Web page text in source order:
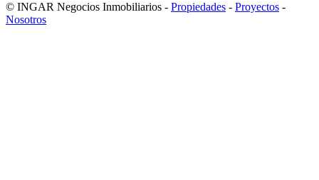
© INGAR Negocios Inmobiliarios - Propiedades - Proyectos -
Nosotros